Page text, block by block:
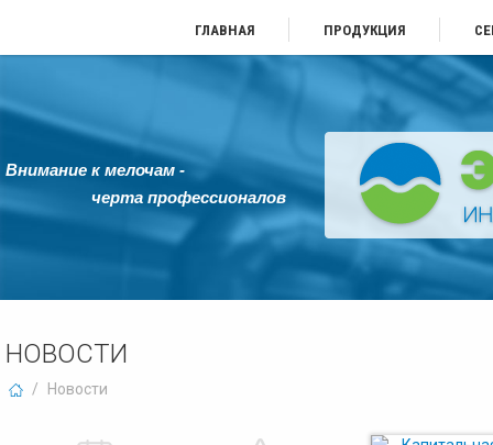
ГЛАВНАЯ ПРОДУКЦИЯ
Внимание к мелочам -
черта профессионалов
НОВОСТИ
/ Новости